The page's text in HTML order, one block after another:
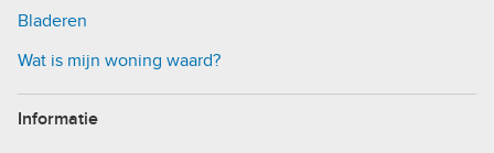
Bladeren
Wat is mijn woning waard?
Informatie